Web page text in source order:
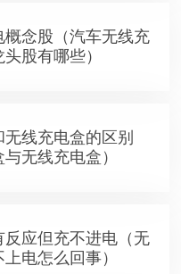
概念股（汽车无线充
股有哪些）
线充电盒的区别
与无线充电盒）
反应但充不进电（无
电怎么回事）